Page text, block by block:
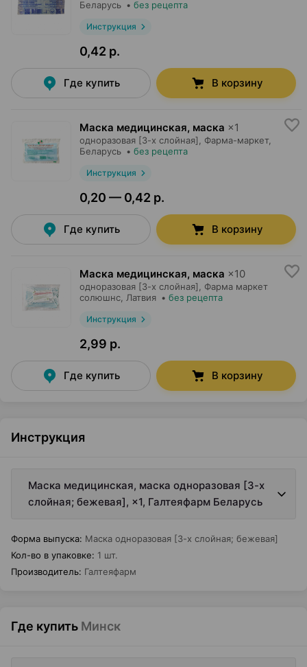
Беларусь • без рецепта
Инструкция
0,42 р.
Где купить В корзину
Маска медицинская, маска ×1
одноразовая [3-х слойная], Фарма-маркет,
Беларусь • без рецепта
Инструкция
0,20 — 0,42 р.
Где купить В корзину
Маска медицинская, маска ×10
одноразовая [3-х слойная],
Фарма маркет
солюшнс , Латвия • без рецепта
Инструкция
2,99 р.
Где купить В корзину
Инструкция
Маска медицинская, маска одноразовая [3-х
слойная; бежевая], ×1, Галтеяфарм Беларусь
Форма выпуска: Маска одноразовая [3-х слойная; бежевая]
Кол-во в упаковке: 1 шт.
Производитель: Галтеяфарм
Где купить Минск